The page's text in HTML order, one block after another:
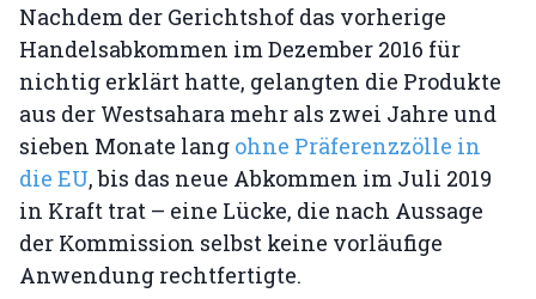
Nachdem der Gerichtshof das vorherige
Handelsabkommen im Dezember 2016 für
nichtig erklärt hatte, gelangten die Produkte
aus der Westsahara mehr als zwei Jahre und
sieben Monate lang ohne Präferenzzölle in
die EU, bis das neue Abkommen im Juli 2019
in Kraft trat – eine Lücke, die nach Aussage
der Kommission selbst keine vorläufige
Anwendung rechtfertigte.